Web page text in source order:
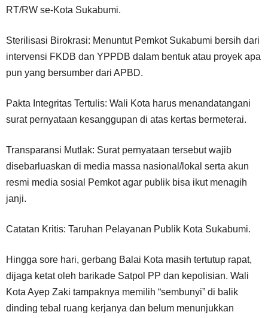
RT/RW se-Kota Sukabumi.
Sterilisasi Birokrasi: Menuntut Pemkot Sukabumi bersih dari
intervensi FKDB dan YPPDB dalam bentuk atau proyek apa
pun yang bersumber dari APBD.
Pakta Integritas Tertulis: Wali Kota harus menandatangani
surat pernyataan kesanggupan di atas kertas bermeterai.
Transparansi Mutlak: Surat pernyataan tersebut wajib
disebarluaskan di media massa nasional/lokal serta akun
resmi media sosial Pemkot agar publik bisa ikut menagih
janji.
Catatan Kritis: Taruhan Pelayanan Publik Kota Sukabumi.
Hingga sore hari, gerbang Balai Kota masih tertutup rapat,
dijaga ketat oleh barikade Satpol PP dan kepolisian. Wali
Kota Ayep Zaki tampaknya memilih “sembunyi” di balik
dinding tebal ruang kerjanya dan belum menunjukkan